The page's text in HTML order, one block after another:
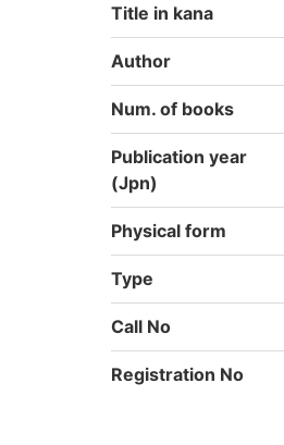
Title in kana
Author
Num. of books
Publication year
(Jpn)
Physical form
Type
Call No
Registration No